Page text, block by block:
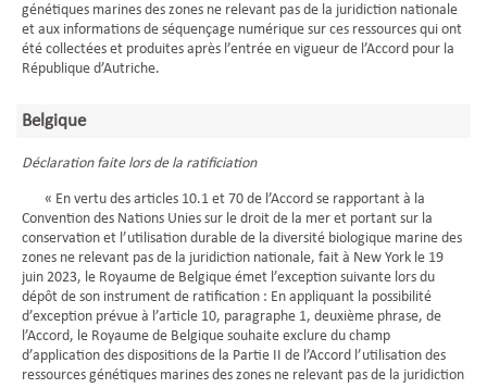
génétiques marines des zones ne relevant pas de la juridiction nationale
et aux informations de séquençage numérique sur ces ressources qui ont
été collectées et produites après l’entrée en vigueur de l’Accord pour la
République d’Autriche.
Belgique
Déclaration faite lors de la ratificiation
« En vertu des articles 10.1 et 70 de l’Accord se rapportant à la
Convention des Nations Unies sur le droit de la mer et portant sur la
conservation et l’utilisation durable de la diversité biologique marine des
zones ne relevant pas de la juridiction nationale, fait à New York le 19
juin 2023, le Royaume de Belgique émet l’exception suivante lors du
dépôt de son instrument de ratification : En appliquant la possibilité
d’exception prévue à l’article 10, paragraphe 1, deuxième phrase, de
l’Accord, le Royaume de Belgique souhaite exclure du champ
d’application des dispositions de la Partie II de l’Accord l’utilisation des
ressources génétiques marines des zones ne relevant pas de la juridiction